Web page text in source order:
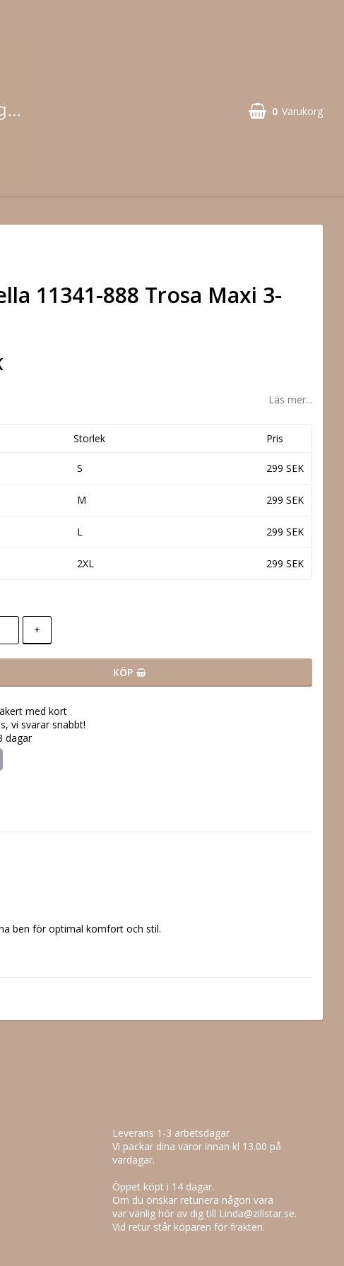
0 Varukorg
11341-888 Trosa Maxi 3-
Läs mer...
Storlek Pris
S 299 SEK
M 299 SEK
L 299 SEK
2XL 299 SEK
+
KÖP
med kort
vi svarar snabbt!
dagar
ben för optimal komfort och stil.
Leverans 1-3 arbetsdagar
Vi packar dina varor innan kl 13.00 på
vardagar.
Öppet köpt i 14 dagar.
Om du önskar retunera någon vara
var vänlig hör av dig till Linda@zillstar.se.
Vid retur står köparen för frakten.